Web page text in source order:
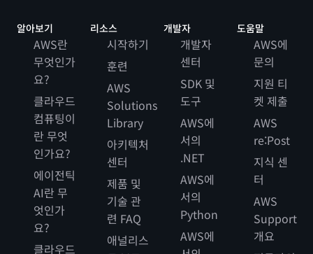
알아보기
AWS란
무엇인가
요?
클라우드
컴퓨팅이
란 무엇
인가요?
에이전틱
AI란 무
엇인가
요?
클라우드
리소스
시작하기
훈련
AWS
Solutions
Library
아키텍처
센터
제품 및
기술 관
련 FAQ
애널리스
개발자
개발자
센터
SDK 및
도구
AWS에
서의
.NET
AWS에
서의
Python
AWS에
도움말
AWS에
문의
지원 티
켓 제출
AWS
re:Post
지식 센
터
AWS
Support
개요